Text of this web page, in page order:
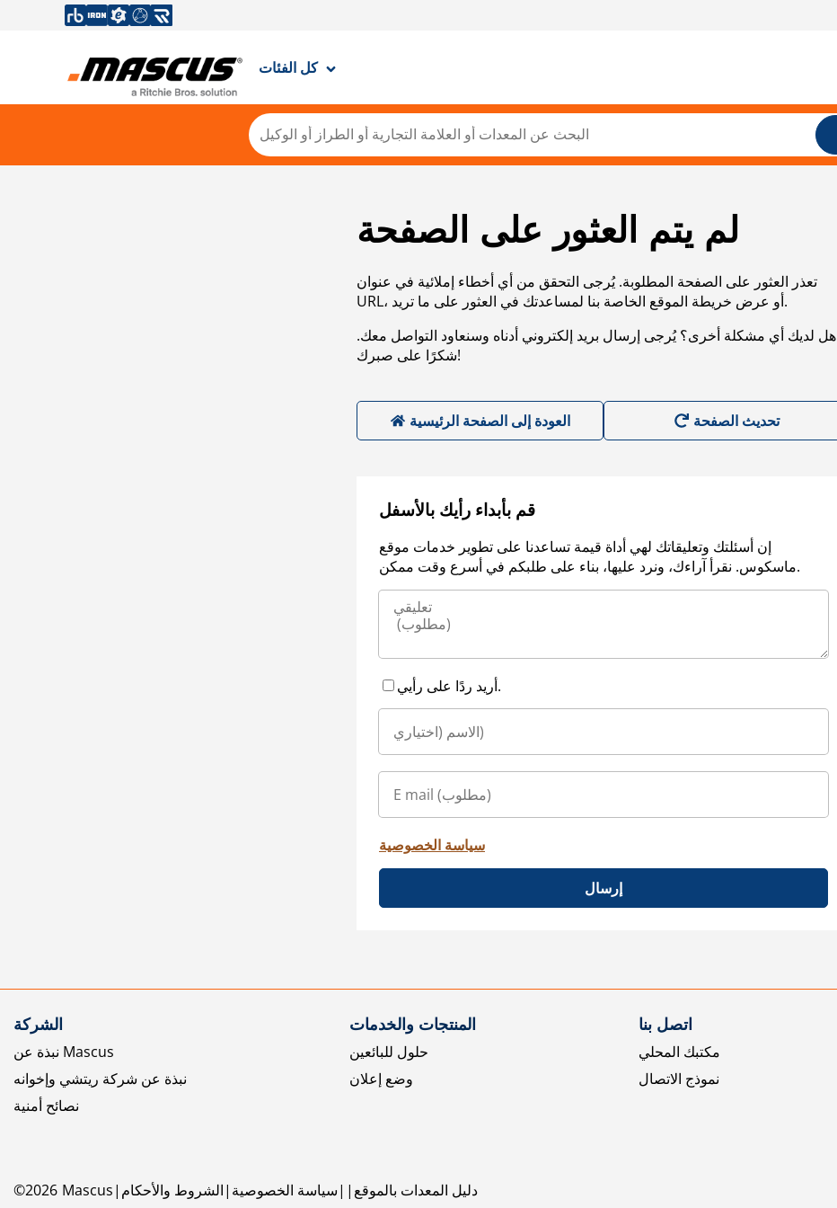
كل الفئات
لم يتم العثور على الصفحة
تعذر العثور على الصفحة المطلوبة. يُرجى التحقق من أي أخطاء إملائية في عنوان
URL، أو عرض خريطة الموقع الخاصة بنا لمساعدتك في العثور على ما تريد.
هل لديك أي مشكلة أخرى؟ يُرجى إرسال بريد إلكتروني أدناه وسنعاود التواصل معك.
شكرًا على صبرك!
العودة إلى الصفحة الرئيسية
قم بأبداء رأيك بالأسفل
إن أسئلتك وتعليقاتك لهي أداة قيمة تساعدنا على تطوير خدمات موقع
ماسكوس. نقرأ آراءك، ونرد عليها، بناء على طلبكم في أسرع وقت ممكن.
أريد ردًا على رأيي.
سياسة الخصوصية
إرسال
الشركة
نبذة عن Mascus
نبذة عن شركة ريتشي وإخوانه
نصائح أمنية
المنتجات والخدمات
حلول للبائعين
وضع إعلان
اتصل بنا
مكتبك المحلي
نموذج الاتصال
©2026 Mascus الشروط والأحكام سياسة الخصوصية دليل المعدات بالموقع